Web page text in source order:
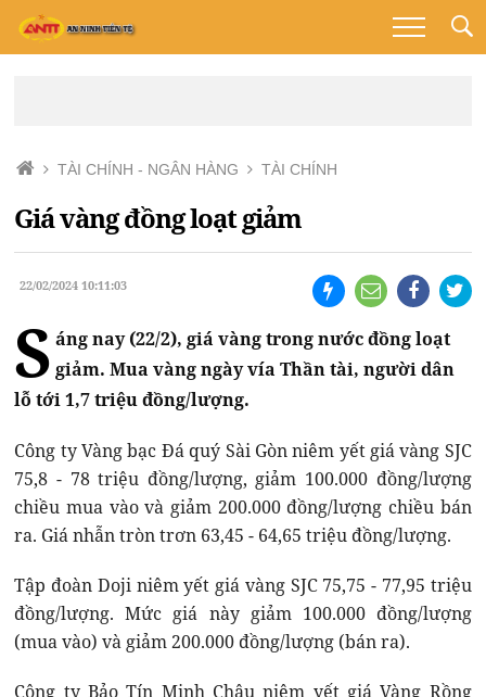
TÀI CHÍNH - NGÂN HÀNG TÀI CHÍNH
Giá vàng đồng loạt giảm
22/02/2024 10:11:03
S áng nay (22/2), giá vàng trong nước đồng loạt
giảm. Mua vàng ngày vía Thần tài, người dân
lỗ tới 1,7 triệu đồng/lượng.
Công ty Vàng bạc Đá quý Sài Gòn niêm yết giá vàng SJC
75,8 - 78 triệu đồng/lượng, giảm 100.000 đồng/lượng
chiều mua vào và giảm 200.000 đồng/lượng chiều bán
ra. Giá nhẫn tròn trơn 63,45 - 64,65 triệu đồng/lượng.
Tập đoàn Doji niêm yết giá vàng SJC 75,75 - 77,95 triệu
đồng/lượng. Mức giá này giảm 100.000 đồng/lượng
(mua vào) và giảm 200.000 đồng/lượng (bán ra).
Công ty Bảo Tín Minh Châu niêm yết giá Vàng Rồng